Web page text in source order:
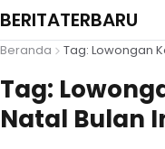
BERITATERBARU
Beranda Tag: Lowongan
Tag:
Natal Bulan